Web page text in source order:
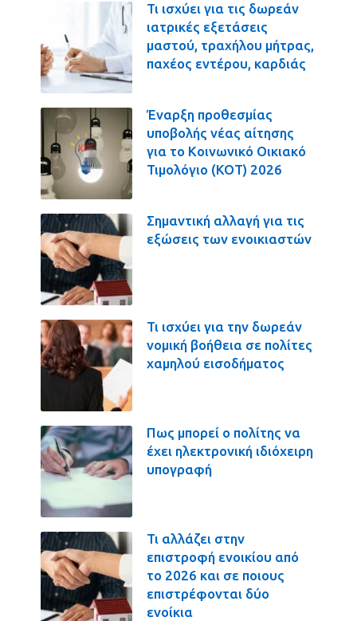
Τι ισχύει για τις δωρεάν
ιατρικές εξετάσεις
μαστού, τραχήλου μήτρας,
παχέος εντέρου, καρδιάς
Έναρξη προθεσμίας
υποβολής νέας αίτησης
για το Κοινωνικό Οικιακό
Τιμολόγιο (ΚΟΤ) 2026
Σημαντική αλλαγή για τις
εξώσεις των ενοικιαστών
Τι ισχύει για την δωρεάν
νομική βοήθεια σε πολίτες
χαμηλού εισοδήματος
Πως μπορεί ο πολίτης να
έχει ηλεκτρονική ιδιόχειρη
υπογραφή
Τι αλλάζει στην
επιστροφή ενοικίου από
το 2026 και σε ποιους
επιστρέφονται δύο
ενοίκια